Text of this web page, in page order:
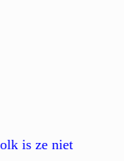
is ze niet